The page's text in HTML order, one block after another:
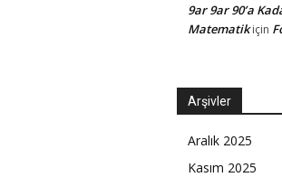
9ar 9ar 90’a
Matematikiçin
Arşivler
Aralık 2025
Kasım 2025